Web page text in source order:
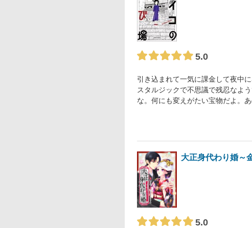
5.0
引き込まれて一気に課金して夜中
スタルジックで不思議で残忍なよ
な。何にも変えがたい宝物だよ。
大正身代わり婚～
5.0